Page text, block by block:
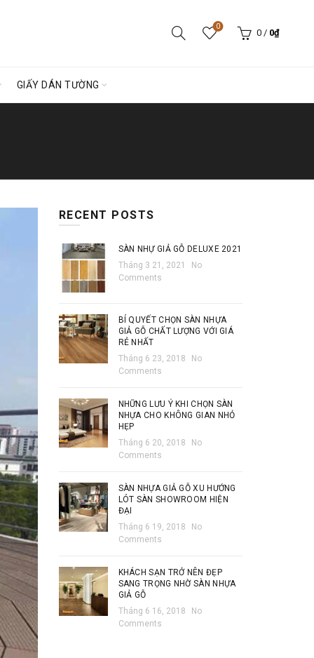
0
0 / 0₫
GIẤY DÁN TƯỜNG
RECENT POSTS
SÀN NHỰ GIẢ GỖ DELUXE 2021
Tháng 3 21, 2021
No
Comments
BÍ QUYẾT CHỌN SÀN NHỰA
GIẢ GỖ CHẤT LƯỢNG VỚI GIÁ
RẺ NHẤT
Tháng 6 23, 2018
No
Comments
NHỮNG LƯU Ý KHI CHỌN SÀN
NHỰA CHO KHÔNG GIAN NHỎ
HẸP
Tháng 6 20, 2018
No
Comments
SÀN NHỰA GIẢ GỖ XU HƯỚNG
LÓT SÀN SHOWROOM HIỆN
ĐẠI
Tháng 6 19, 2018
No
Comments
KHÁCH SẠN TRỞ NÊN ĐẸP
SANG TRỌNG NHỜ SÀN NHỰA
GIẢ GỖ
Tháng 6 16, 2018
No
Comments